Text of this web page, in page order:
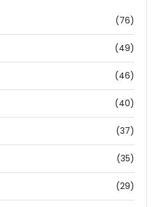
(76)
(49)
(46)
(40)
(37)
(35)
(29)